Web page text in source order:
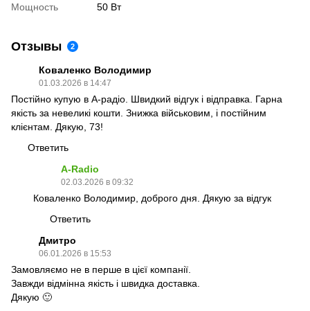
Мощность
50 Вт
Отзывы 2
Коваленко Володимир
01.03.2026 в 14:47
Постійно купую в А-радіо. Швидкий відгук і відправка. Гарна
якість за невеликі кошти. Знижка військовим, і постійним
клієнтам. Дякую, 73!
Ответить
A-Radio
02.03.2026 в 09:32
Коваленко Володимир, доброго дня. Дякую за відгук
Ответить
Дмитро
06.01.2026 в 15:53
Замовляємо не в перше в цієї компанії.
Завжди відмінна якість і швидка доставка.
Дякую 🙂